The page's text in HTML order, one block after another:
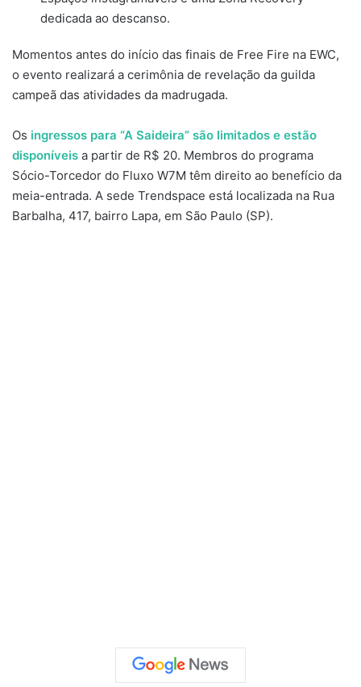
dedicada ao descanso.
Momentos antes do início das finais de Free Fire na EWC,
o evento realizará a cerimônia de revelação da guilda
campeã das atividades da madrugada.
Os ingressos para “A Saideira” são limitados e estão
disponíveis a partir de R$ 20. Membros do programa
Sócio-Torcedor do Fluxo W7M têm direito ao benefício da
meia-entrada. A sede Trendspace está localizada na Rua
Barbalha, 417, bairro Lapa, em São Paulo (SP).